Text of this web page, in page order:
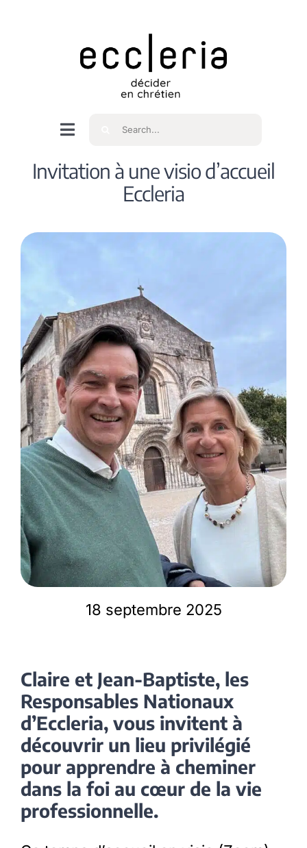
Navigation
à
bascule
Accueil
Spiritualité
Membres
L’actu
Nous soutenir
La revue Responsables
Rechercher
Invitation à une visio d’accueil
Eccleria
18 septembre 2025
Claire et Jean-Baptiste, les
Responsables Nationaux
d’Eccleria, vous invitent à
découvrir un lieu privilégié
pour apprendre à cheminer
dans la foi au cœur de la vie
professionnelle.